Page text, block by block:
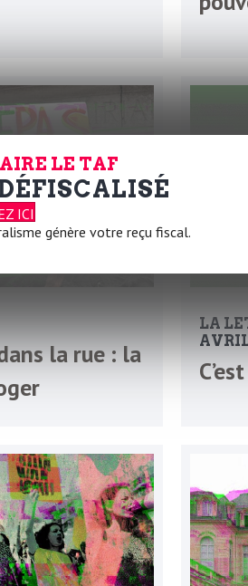
la rue : la
LA
LE TAF
ICI
génère votre reçu fiscal.